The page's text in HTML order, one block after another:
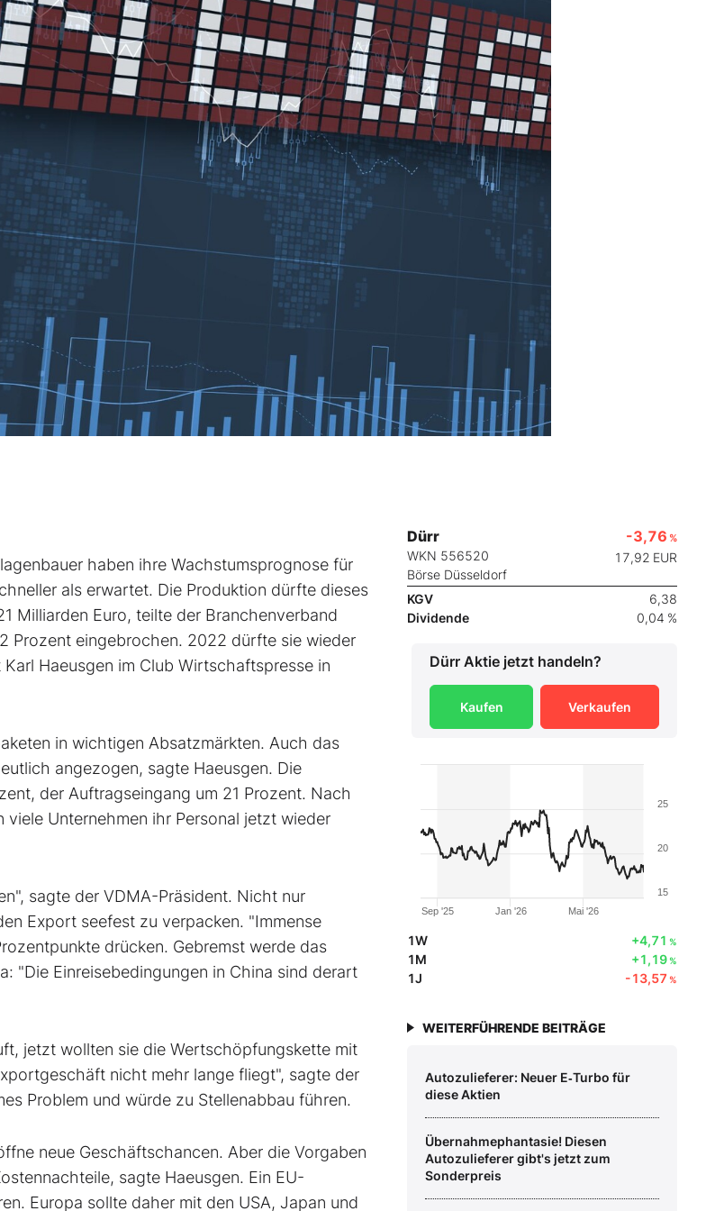
haben ihre Wachstumsprognose für
als erwartet. Die Produktion dürfte dieses
Milliarden Euro, teilte der Branchenverband
Prozent eingebrochen. 2022 dürfte sie wieder
Haeusgen im Club Wirtschaftspresse in
in wichtigen Absatzmärkten. Auch das
angezogen, sagte Haeusgen. Die
der Auftragseingang um 21 Prozent. Nach
Unternehmen ihr Personal jetzt wieder
sagte der VDMA-Präsident. Nicht nur
Export seefest zu verpacken. "Immense
drücken. Gebremst werde das
"Die Einreisebedingungen in China sind derart
jetzt wollten sie die Wertschöpfungskette mit
nicht mehr lange fliegt", sagte der
Problem und würde zu Stellenabbau führen.
neue Geschäftschancen. Aber die Vorgaben
sagte Haeusgen. Ein EU-
Europa sollte daher mit den USA, Japan und
Dürr
WKN 556520
Börse Düsseldorf
-3,76 %
17,92 EUR
KGV
6,38
Dividende
0,04 %
Dürr Aktie jetzt handeln?
Kaufen Verkaufen
Jan '26
Sep '25 Mai '26
15
20
25
1W +4,71 %
1M +1,19%
1J -13,57 %
WEITERFÜHRENDE BEITRÄGE
Autozulieferer: Neuer E‑Turbo für
diese Aktien
Übernahmephantasie! Diesen
Autozulieferer gibt's jetzt zum
Sonderpreis